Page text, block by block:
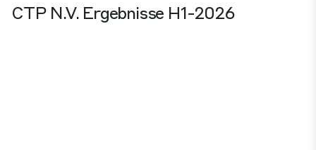
CTP N.V. Ergebnisse H1-2026